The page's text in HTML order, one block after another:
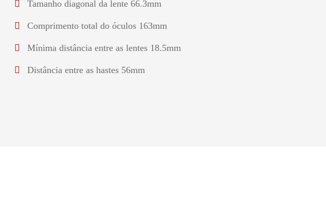
Tamanho diagonal da lente 66.3mm
Comprimento total do óculos 163mm
Mínima distância entre as lentes 18.5mm
Distância entre as hastes 56mm